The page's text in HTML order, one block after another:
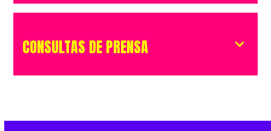
CONSULTAS DE PRENSA